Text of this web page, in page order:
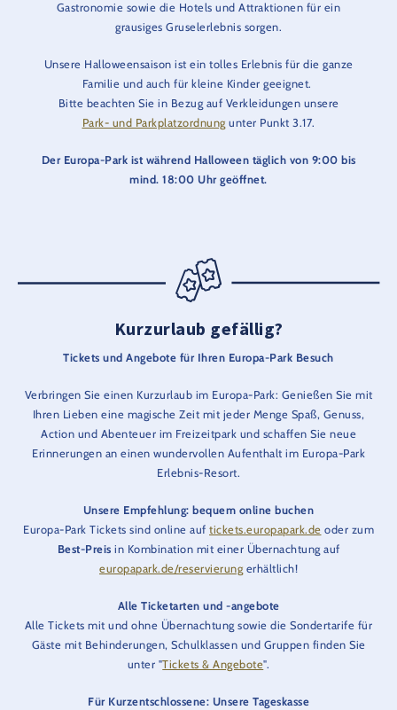
Gastronomie sowie die Hotels und Attraktionen für ein
grausiges Gruselerlebnis sorgen.
Unsere Halloweensaison ist ein tolles Erlebnis für die ganze
Familie und auch für kleine Kinder geeignet.
Bitte beachten Sie in Bezug auf Verkleidungen unsere
Park- und Parkplatzordnung unter Punkt 3.17.
Der Europa-Park ist während Halloween täglich von 9:00 bis
mind. 18:00 Uhr geöffnet.
Kurzurlaub gefällig?
Tickets und Angebote für Ihren Europa-Park Besuch
Verbringen Sie einen Kurzurlaub im Europa-Park: Genießen Sie mit
Ihren Lieben eine magische Zeit mit jeder Menge Spaß, Genuss,
Action und Abenteuer im Freizeitpark und schaffen Sie neue
Erinnerungen an einen wundervollen Aufenthalt im Europa-Park
Erlebnis-Resort.
Unsere Empfehlung: bequem online buchen
Europa-Park Tickets sind online auf tickets.europapark.de oder zum
Best-Preis in Kombination mit einer Übernachtung auf
europapark.de/reservierung erhältlich!
Alle Ticketarten und -angebote
Alle Tickets mit und ohne Übernachtung sowie die Sondertarife für
Gäste mit Behinderungen, Schulklassen und Gruppen finden Sie
unter "Tickets & Angebote".
Für Kurzentschlossene: Unsere Tageskasse